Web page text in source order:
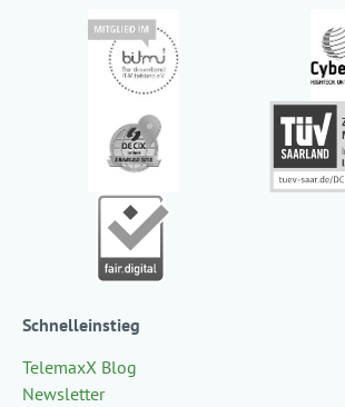
Schnelleinstieg
TelemaxX Blog
Newsletter